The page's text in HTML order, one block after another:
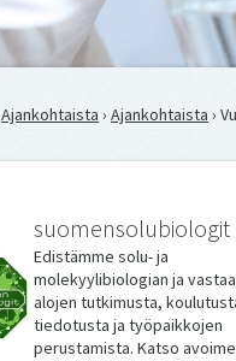
Ajankohtaista › Ajankohtaista ›
suomensolubiologit
Edistämme solu- ja
molekyylibiologian ja
alojen tutkimusta,
tiedotusta ja työpaikkojen
perustamista. Katso